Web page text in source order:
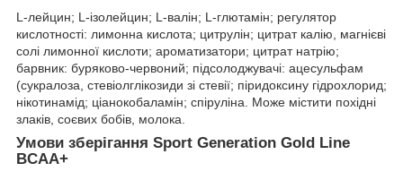
L-лейцин; L-ізолейцин; L-валін; L-глютамін; регулятор
кислотності: лимонна кислота; цитрулін; цитрат калію, магнієві
солі лимонної кислоти; ароматизатори; цитрат натрію;
барвник: буряково-червоний; підсолоджувачі: ацесульфам
(сукралоза, стевіолглікозиди зі стевії; піридоксину гідрохлорид;
нікотинамід; ціанокобаламін; спіруліна. Може містити похідні
злаків, соєвих бобів, молока.
Умови зберігання Sport Generation Gold Line
BCAA+